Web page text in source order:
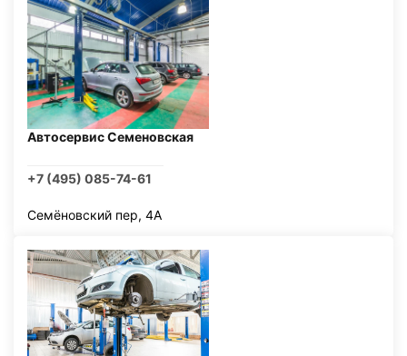
Автосервис Семеновская
+7 (495) 085-74-61
Семёновский пер, 4А